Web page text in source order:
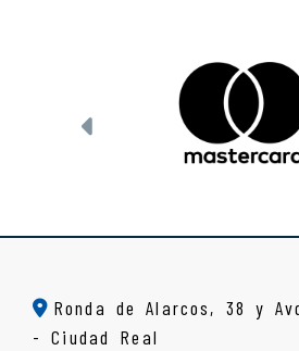
Anterior
Ronda de Alarcos, 38 y
-Ciudad Real